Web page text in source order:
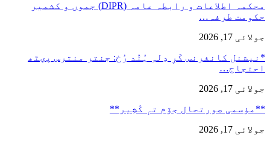
محکمہ اطلاعات و رابطہ عامہ (DIPR) جموں و کشمیر
حکومت طرفہ…
جولائی 17, 2026
*نیشنل کانفرنس کَرِ دِلہِ ہُنٛد رُخ: جنتر منترس پؠٹھ
احتجاج…
جولائی 17, 2026
**مؤسمی صورتحال جۆم تہٕ کٔشِیر**
جولائی 17, 2026